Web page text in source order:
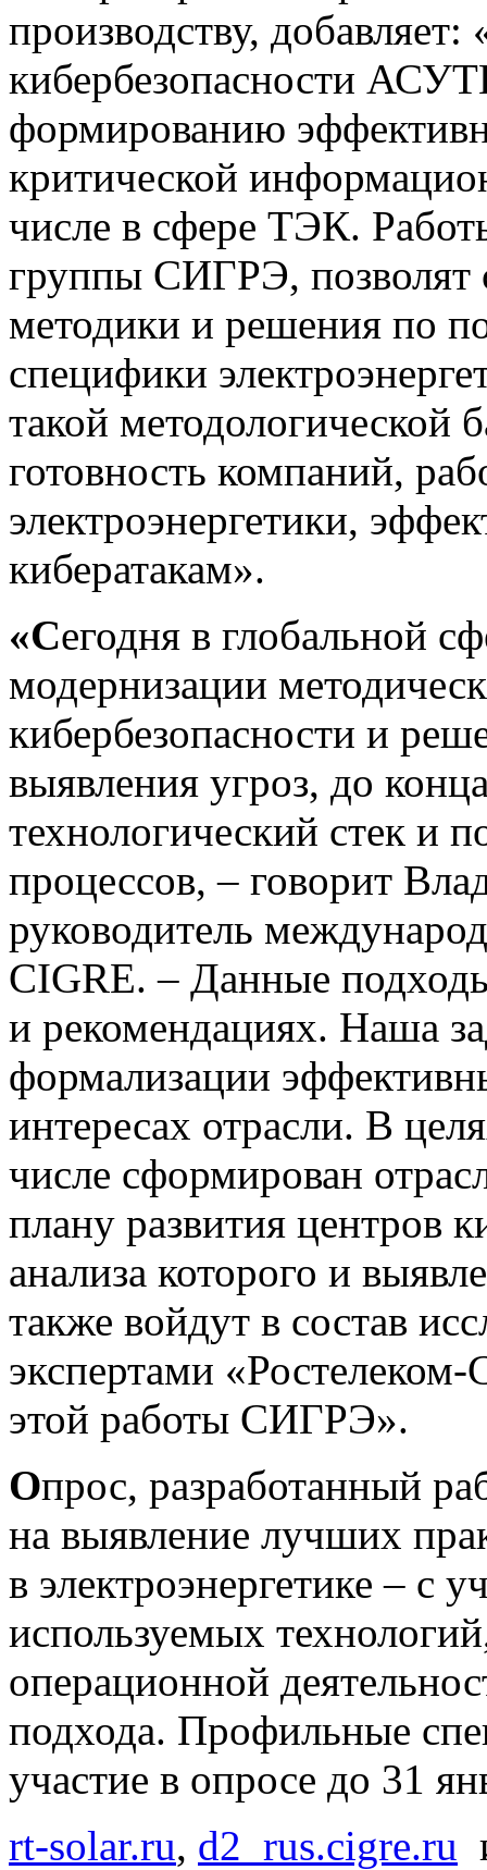
производству,
кибербезопасности
формированию
критической
числе в сфере ТЭК.
группы СИГРЭ, позволят
методики и решения по
специфики
такой методологической
готовность компаний,
электроэнергетики,
кибератакам».
«Сегодня в глобальной
модернизации
кибербезопасности и
выявления угроз, до
технологический стек и
процессов, – говорит
руководитель
CIGRE. – Данные
и рекомендациях. Наша
формализации
интересах отрасли. В
числе сформирован
плану развития центров
анализа которого и
также войдут в состав
экспертами
этой работы СИГРЭ».
Опрос, разработанный
на выявление лучших
в электроэнергетике – с
используемых
операционной
подхода. Профильные
участие в опросе до 31
rt-solar.ru, d2_rus.cigre.ru